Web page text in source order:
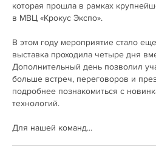
которая прошла в рамках
в МВЦ «Крокус Экспо».
В этом году мероприятие стало
выставка проходила четыре дня
Дополнительный день позволил
больше встреч, переговоров и
подробнее познакомиться с
технологий.
Для нашей команд...